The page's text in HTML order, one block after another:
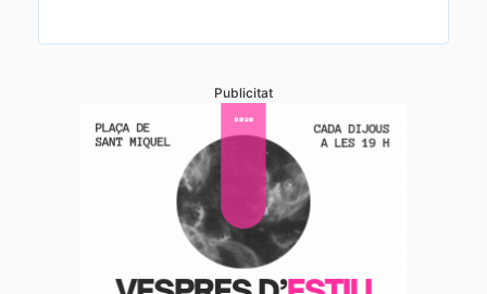
Publicitat